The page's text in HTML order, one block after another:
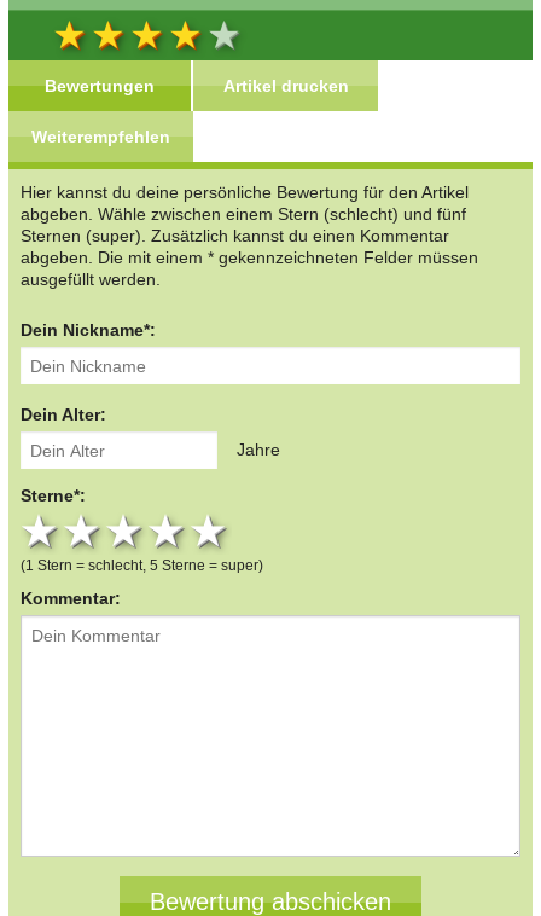
Bewertungen Artikel drucken
Weiterempfehlen
Hier kannst du deine persönliche Bewertung für den Artikel
abgeben. Wähle zwischen einem Stern (schlecht) und fünf
Sternen (super). Zusätzlich kannst du einen Kommentar
abgeben. Die mit einem * gekennzeichneten Felder müssen
ausgefüllt werden.
Dein Nickname*:
Dein Alter:
Jahre
Sterne*:
4 stars
3 stars
2 stars
1 star
(1 Stern = schlecht, 5 Sterne = super)
Kommentar: